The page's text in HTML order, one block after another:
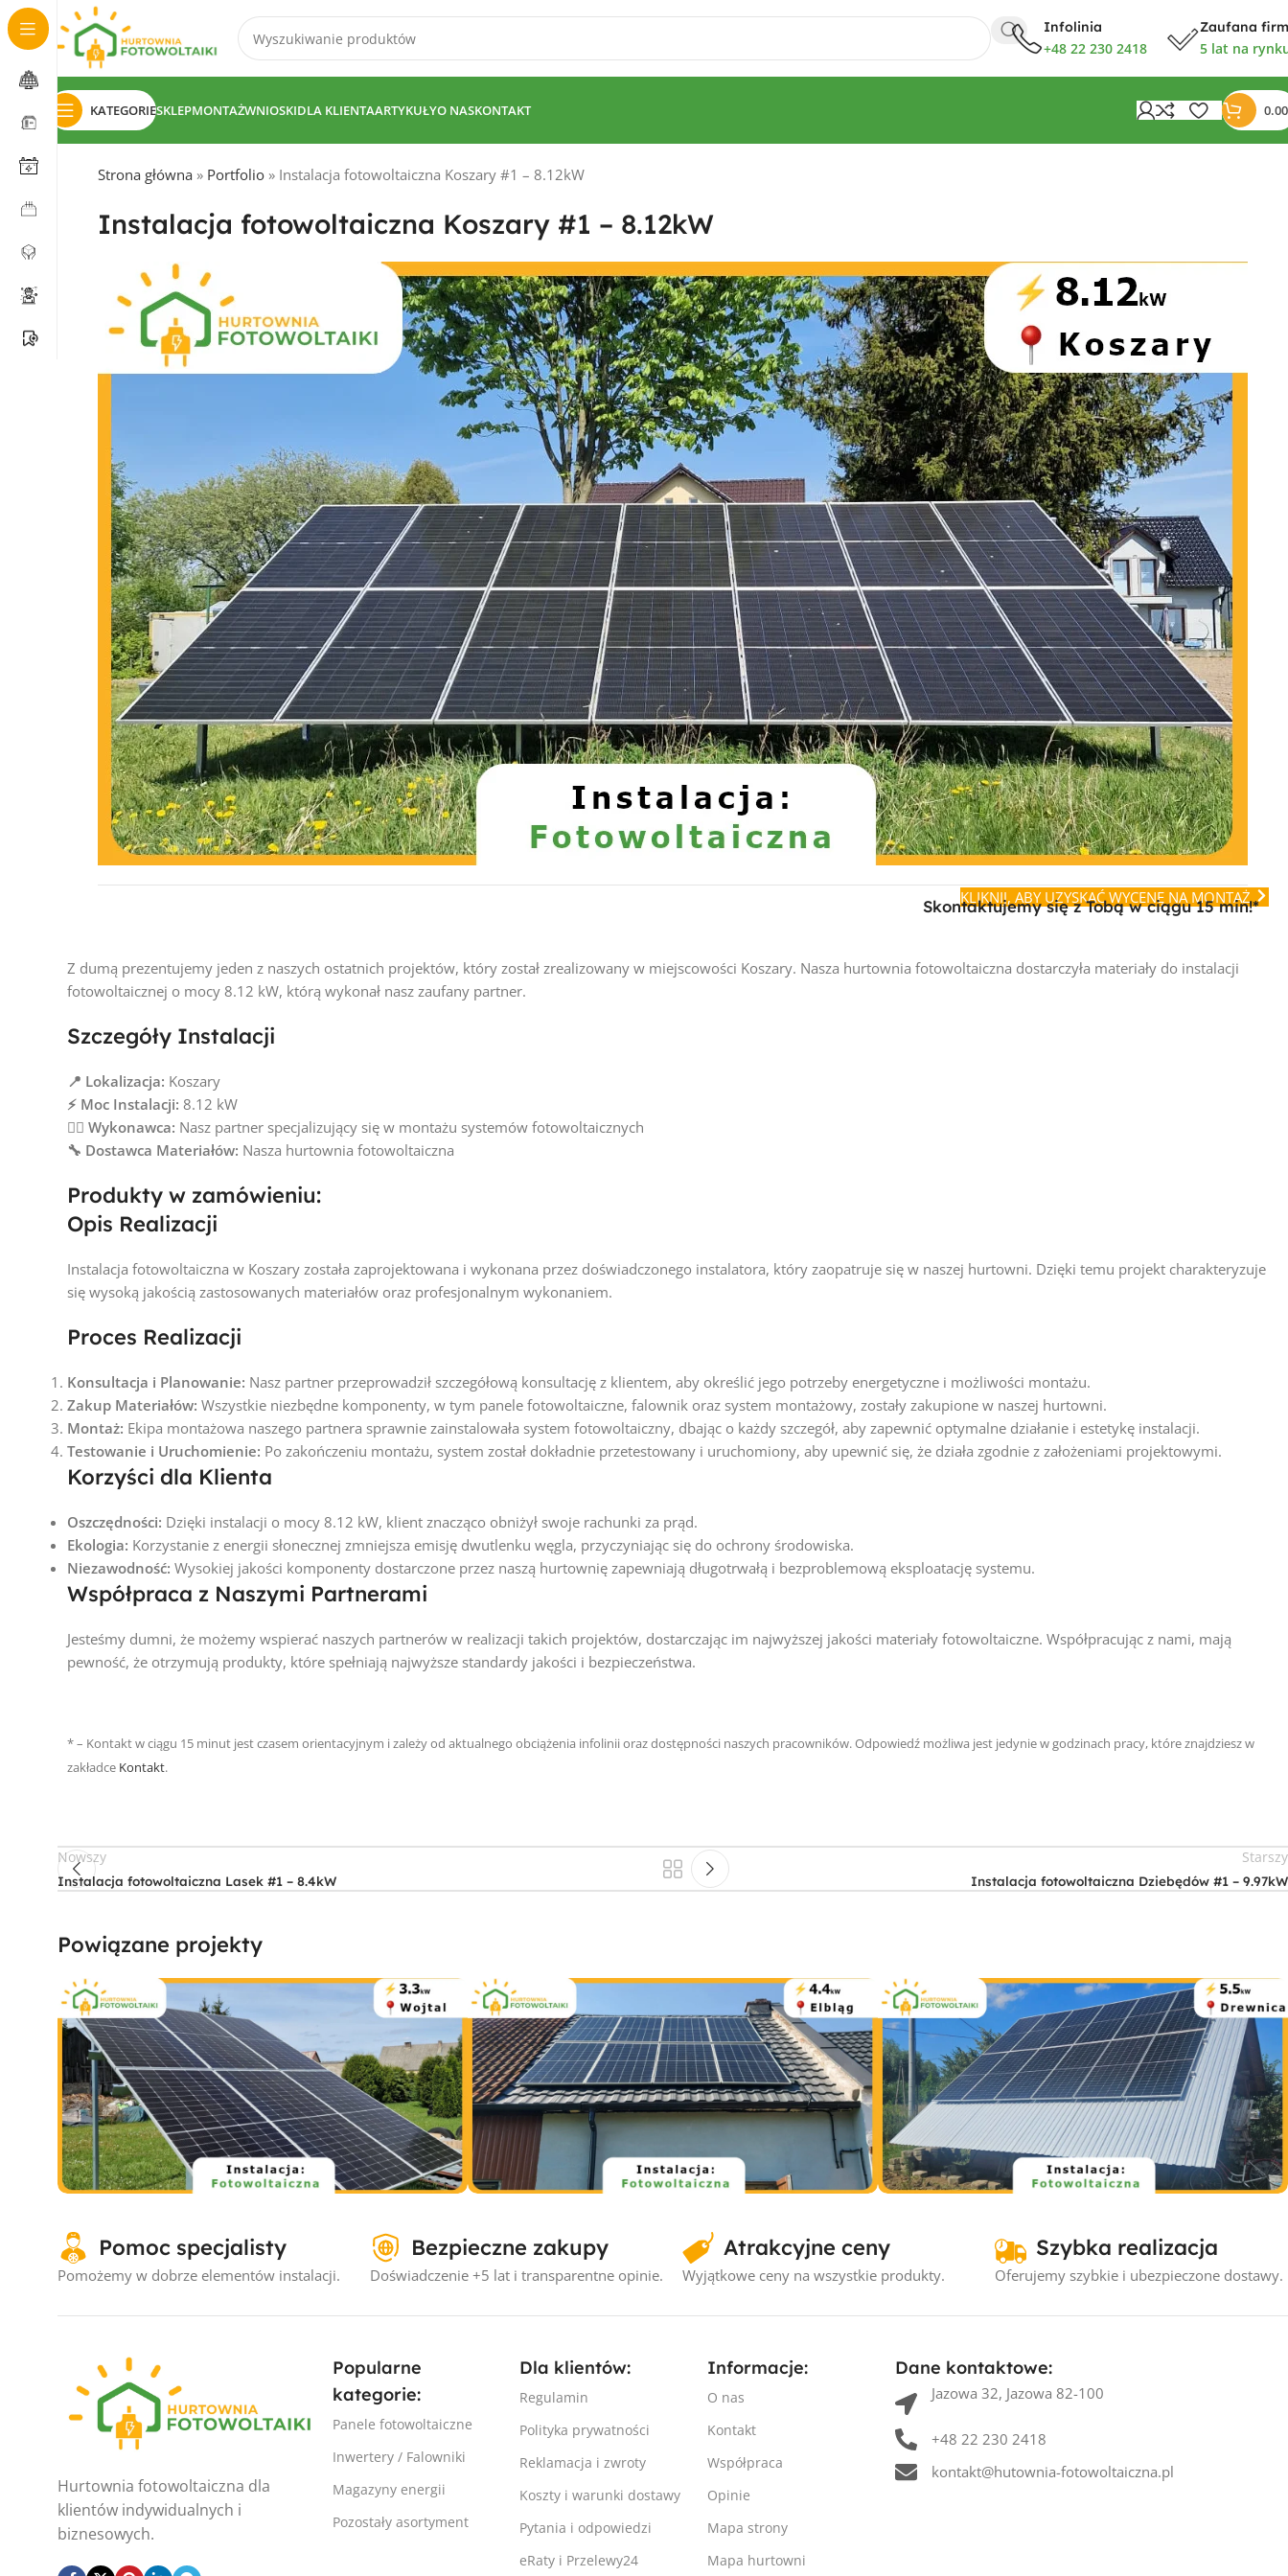
Infolinia
+48 22 230 2418
Zaufana
5 lat na
KATEGORIESKLEPMONTAŻWNIOSKIDLA KLIENTAARTYKUŁYO NASKONTAKT 0.00
Strona główna » Portfolio » Instalacja fotowoltaiczna Koszary #1 – 8.12kW
Instalacja fotowoltaiczna Koszary #1 – 8.12kW
KLIKNIJ, ABY UZYSKAĆ WYCENĘ NA MONTAŻ
Skontaktujemy się z Tobą w ciągu 15 min!*
Z dumą prezentujemy jeden z naszych ostatnich projektów, który został zrealizowany w miejscowości Koszary. Nasza hurtownia fotowoltaiczna dostarczyła materiały do instalacji
fotowoltaicznej o mocy 8.12 kW, którą wykonał nasz zaufany partner.
Szczegóły Instalacji
📍 Lokalizacja: Koszary
⚡ Moc Instalacji: 8.12 kW
👷‍♂️ Wykonawca: Nasz partner specjalizujący się w montażu systemów fotowoltaicznych
🔧 Dostawca Materiałów: Nasza hurtownia fotowoltaiczna
Produkty w zamówieniu:
Opis Realizacji
Instalacja fotowoltaiczna w Koszary została zaprojektowana i wykonana przez doświadczonego instalatora, który zaopatruje się w naszej hurtowni. Dzięki temu projekt charakteryzuje
się wysoką jakością zastosowanych materiałów oraz profesjonalnym wykonaniem.
Proces Realizacji
Konsultacja i Planowanie: Nasz partner przeprowadził szczegółową konsultację z klientem, aby określić jego potrzeby energetyczne i możliwości montażu.
Zakup Materiałów: Wszystkie niezbędne komponenty, w tym panele fotowoltaiczne, falownik oraz system montażowy, zostały zakupione w naszej hurtowni.
Montaż: Ekipa montażowa naszego partnera sprawnie zainstalowała system fotowoltaiczny, dbając o każdy szczegół, aby zapewnić optymalne działanie i estetykę instalacji.
Testowanie i Uruchomienie: Po zakończeniu montażu, system został dokładnie przetestowany i uruchomiony, aby upewnić się, że działa zgodnie z założeniami projektowymi.
Korzyści dla Klienta
Oszczędności: Dzięki instalacji o mocy 8.12 kW, klient znacząco obniżył swoje rachunki za prąd.
Ekologia: Korzystanie z energii słonecznej zmniejsza emisję dwutlenku węgla, przyczyniając się do ochrony środowiska.
Niezawodność: Wysokiej jakości komponenty dostarczone przez naszą hurtownię zapewniają długotrwałą i bezproblemową eksploatację systemu.
Współpraca z Naszymi Partnerami
Jesteśmy dumni, że możemy wspierać naszych partnerów w realizacji takich projektów, dostarczając im najwyższej jakości materiały fotowoltaiczne. Współpracując z nami, mają
pewność, że otrzymują produkty, które spełniają najwyższe standardy jakości i bezpieczeństwa.
* – Kontakt w ciągu 15 minut jest czasem orientacyjnym i zależy od aktualnego obciążenia infolinii oraz dostępności naszych pracowników. Odpowiedź możliwa jest jedynie w godzinach pracy, które znajdziesz w
zakładce Kontakt.
Nowszy
Instalacja fotowoltaiczna Lasek #1 – 8.4kW
Starszy
Instalacja fotowoltaiczna Dziebędów #1 – 9.97kW
Powiązane projekty
Instalacje fotowoltaiczne
Instalacja fotowoltaiczna Wojtal #1
– 3.3kW
Instalacje fotowoltaiczne
Instalacja fotowoltaiczna Elbląg #1
– 4.4kW
Instalacje fotowoltaiczne
Instalacja fotowoltaiczna Drewnica
#1 – 5.5kW
Pomoc specjalisty
Pomożemy w dobrze elementów instalacji.
Bezpieczne zakupy
Doświadczenie +5 lat i transparentne opinie.
Atrakcyjne ceny
Wyjątkowe ceny na wszystkie produkty.
Szybka realizacja
Oferujemy szybkie i ubezpieczone dostawy.
Hurtownia fotowoltaiczna dla
klientów indywidualnych i
biznesowych.
Popularne
kategorie:
Panele fotowoltaiczne
Inwertery / Falowniki
Magazyny energii
Pozostały asortyment
Dla klientów:
Regulamin
Polityka prywatności
Reklamacja i zwroty
Koszty i warunki dostawy
Pytania i odpowiedzi
eRaty i Przelewy24
Informacje:
O nas
Kontakt
Współpraca
Opinie
Mapa strony
Mapa hurtowni
Dane kontaktowe:
Jazowa 32, Jazowa 82-100
+48 22 230 2418
kontakt@hutownia-fotowoltaiczna.pl